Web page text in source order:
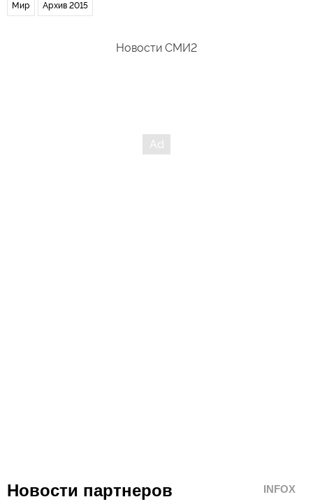
Мир Архив 2015
Новости СМИ2
Новости партнеров INFOX